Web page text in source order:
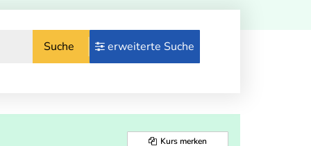
Suche erweiterte Suche
Kurs merken